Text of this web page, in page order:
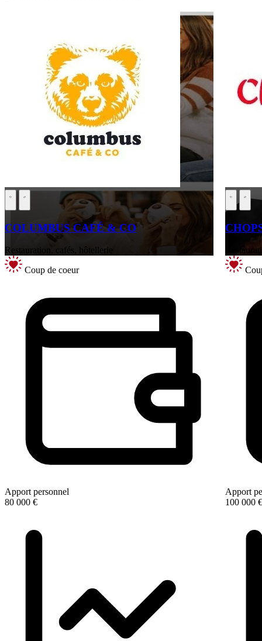
COLUMBUS CAFÉ & CO
Restauration, cafés, hôtellerie
Coup de coeur
Apport personnel
80 000 €
Apport
100 000 €